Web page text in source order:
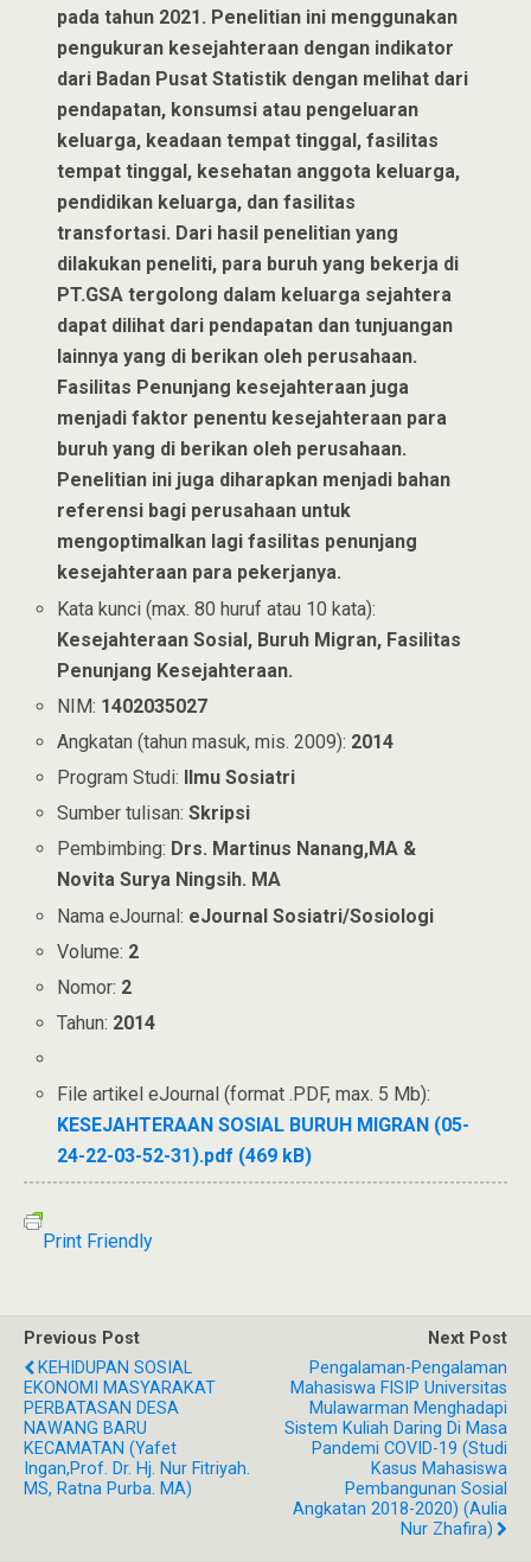
pada tahun 2021. Penelitian ini menggunakan
pengukuran kesejahteraan dengan indikator
dari Badan Pusat Statistik dengan melihat dari
pendapatan, konsumsi atau pengeluaran
keluarga, keadaan tempat tinggal, fasilitas
tempat tinggal, kesehatan anggota keluarga,
pendidikan keluarga, dan fasilitas
transfortasi. Dari hasil penelitian yang
dilakukan peneliti, para buruh yang bekerja di
PT.GSA tergolong dalam keluarga sejahtera
dapat dilihat dari pendapatan dan tunjuangan
lainnya yang di berikan oleh perusahaan.
Fasilitas Penunjang kesejahteraan juga
menjadi faktor penentu kesejahteraan para
buruh yang di berikan oleh perusahaan.
Penelitian ini juga diharapkan menjadi bahan
referensi bagi perusahaan untuk
mengoptimalkan lagi fasilitas penunjang
kesejahteraan para pekerjanya.
Kata kunci (max. 80 huruf atau 10 kata):
Kesejahteraan Sosial, Buruh Migran, Fasilitas
Penunjang Kesejahteraan.
NIM: 1402035027
Angkatan (tahun masuk, mis. 2009): 2014
Program Studi: Ilmu Sosiatri
Sumber tulisan:Skripsi
Pembimbing: Drs. Martinus Nanang,MA &
Novita Surya Ningsih. MA
Nama eJournal: eJournal Sosiatri/Sosiologi
Volume: 2
Nomor: 2
Tahun: 2014
File artikel eJournal (format .PDF, max. 5 Mb):
KESEJAHTERAAN SOSIAL BURUH MIGRAN (05-
24-22-03-52-31).pdf (469 kB)
Print Friendly
Previous Post
KEHIDUPAN SOSIAL
EKONOMI MASYARAKAT
PERBATASAN DESA
NAWANG BARU
KECAMATAN (Yafet
Ingan,Prof. Dr. Hj. Nur Fitriyah.
MS, Ratna Purba. MA)
Next Post
Pengalaman-Pengalaman
Mahasiswa FISIP Universitas
Mulawarman Menghadapi
Sistem Kuliah Daring Di Masa
Pandemi COVID-19 (Studi
Kasus Mahasiswa
Pembangunan Sosial
Angkatan 2018-2020) (Aulia
Nur Zhafira)